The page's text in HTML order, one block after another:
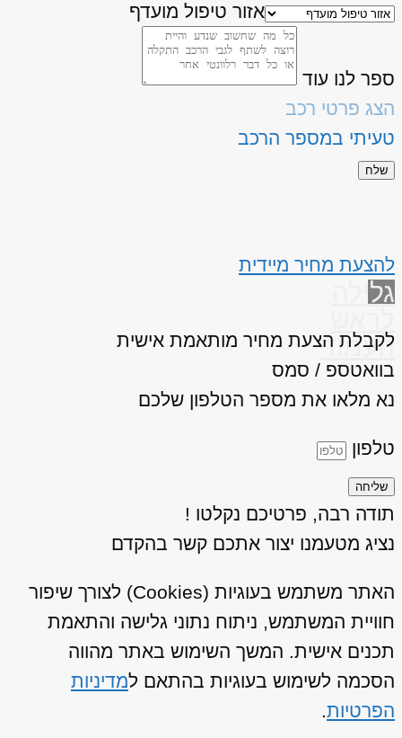
אזור טיפול מועדף
ספר לנו עוד
הצג פרטי רכב
טעיתי במספר הרכב
שלח
להצעת מחיר מיידית
גלילה
העמוד
לקבלת הצעת מחיר מותאמת אישית
בוואטספ / סמס
נא מלאו את מספר הטלפון שלכם
טלפון
שליחה
תודה רבה, פרטיכם נקלטו !
נציג מטעמנו יצור אתכם קשר בהקדם
האתר משתמש בעוגיות (Cookies) לצורך שיפור
חוויית המשתמש, ניתוח נתוני גלישה והתאמת
תכנים אישית. המשך השימוש באתר מהווה
הסכמה לשימוש בעוגיות בהתאם למדיניות
הפרטיות.